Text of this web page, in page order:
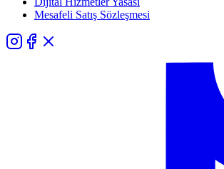
Mesafeli Satış Sözleşmesi